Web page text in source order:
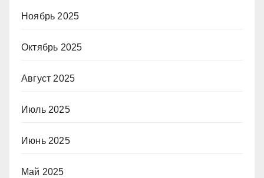
Ноябрь 2025
Октябрь 2025
Август 2025
Июль 2025
Июнь 2025
Май 2025